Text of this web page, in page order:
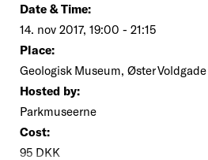
Date & Time:
14. nov 2017, 19:00 - 21:15
Place:
Geologisk Museum, Øster
Hosted by:
Parkmuseerne
Cost:
95 DKK